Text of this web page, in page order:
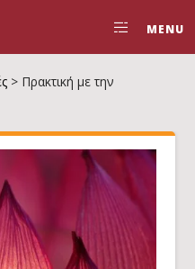
MENU
> Πρακτική με την